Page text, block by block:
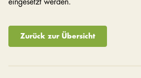
eingesetzt werden.
Zurück zur Übersicht